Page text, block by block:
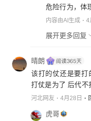
危险行为，体
内容由AI生成 4
展开更多回复
晴朗
该打的仗还是要打
打仗是为了 后代不
河北网友 4月28日
虎哥